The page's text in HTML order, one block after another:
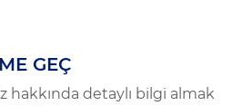
GEÇ
detaylı bilgi almak